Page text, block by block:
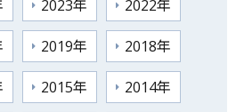
2023年 2022年
2019年 2018年
2015年 2014年